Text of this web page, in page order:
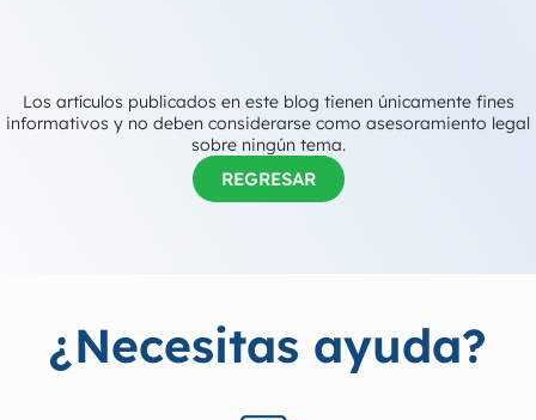
Los artículos publicados en este blog tienen únicamente fines
informativos y no deben considerarse como asesoramiento legal
sobre ningún tema.
REGRESAR
¿Necesitas ayuda?